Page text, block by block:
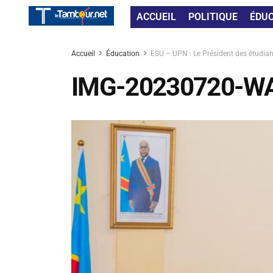
ACCUEIL POLITIQUE
Accueil Éducation ESU – UPN : Le Président des
IMG-20230720-